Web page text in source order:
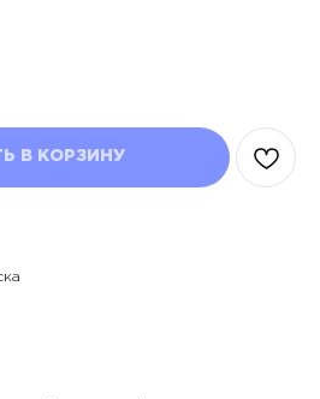
В КОРЗИНУ